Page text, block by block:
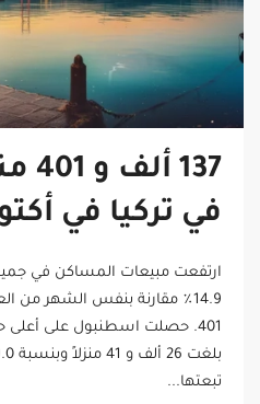
في تركيا في
ارتفعت مبيعات المساكن في جميع
401. حصلت اسطنبول على
تبعتها...